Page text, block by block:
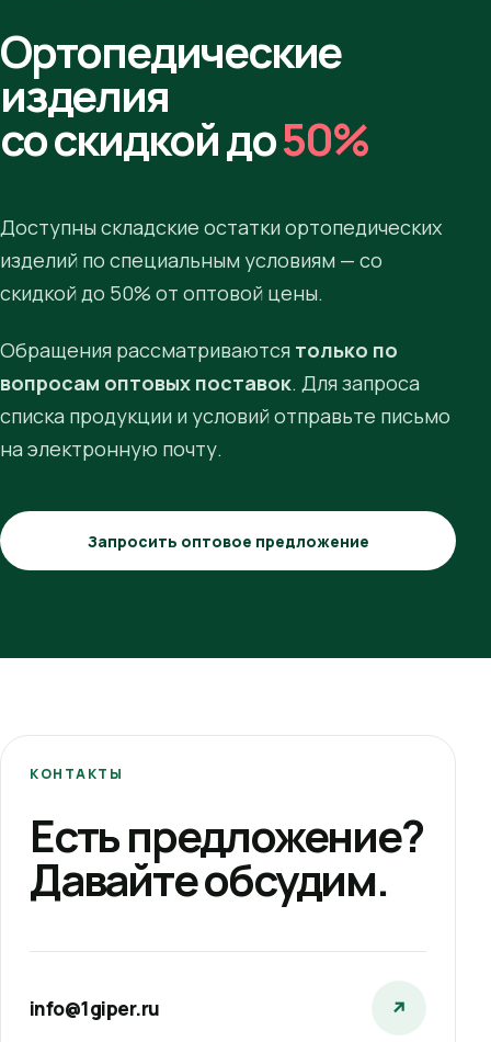
Ортопедические
изделия
со скидкой до50%
Доступны складские остатки ортопедических
изделий по специальным условиям — со
скидкой до 50% от оптовой цены.
Обращения рассматриваются только по
вопросам оптовых поставок. Для запроса
списка продукции и условий отправьте письмо
на электронную почту.
Запросить оптовое предложение
КОНТАКТЫ
Есть предложение?
Давайте обсудим.
info@1giper.ru ↗